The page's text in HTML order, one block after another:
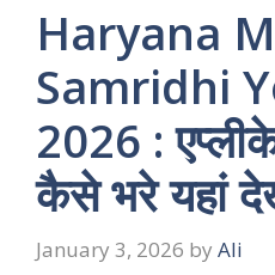
Haryana
Samridhi
2026 :
कैसे भरे यहां
January 3, 2026 by Ali